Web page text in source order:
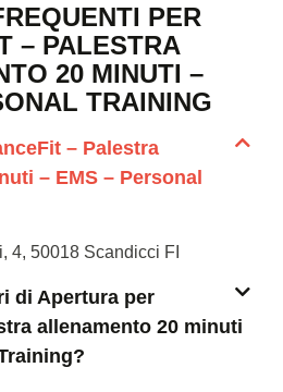
PER
– PALESTRA
20 MINUTI –
TRAINING
– Palestra
– EMS – Personal
4, 50018 Scandicci FI
di Apertura per
allenamento 20 minuti